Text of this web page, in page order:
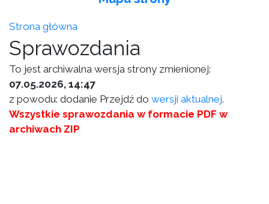
Strona główna
Sprawozdania
To jest archiwalna wersja strony zmienionej:
07.05.2026, 14:47
z powodu: dodanie Przejdź do wersji aktualnej.
Wszystkie sprawozdania w formacie PDF w
archiwach ZIP